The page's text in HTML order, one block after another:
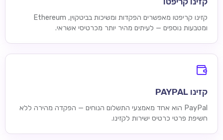
קזינו קריפטו מאפשרים הפקדות ומשיכות בביטקוין, Ethereum
ומטבעות נוספים — לעיתים מהיר יותר מכרטיסי אשראי.
קזינו PAYPAL
PayPal הוא אחד מאמצעי התשלום הנוחים — הפקדה מהירה ללא
חשיפת פרטי כרטיס ישירות לקזינו.